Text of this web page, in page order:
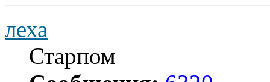
леха
Старпом